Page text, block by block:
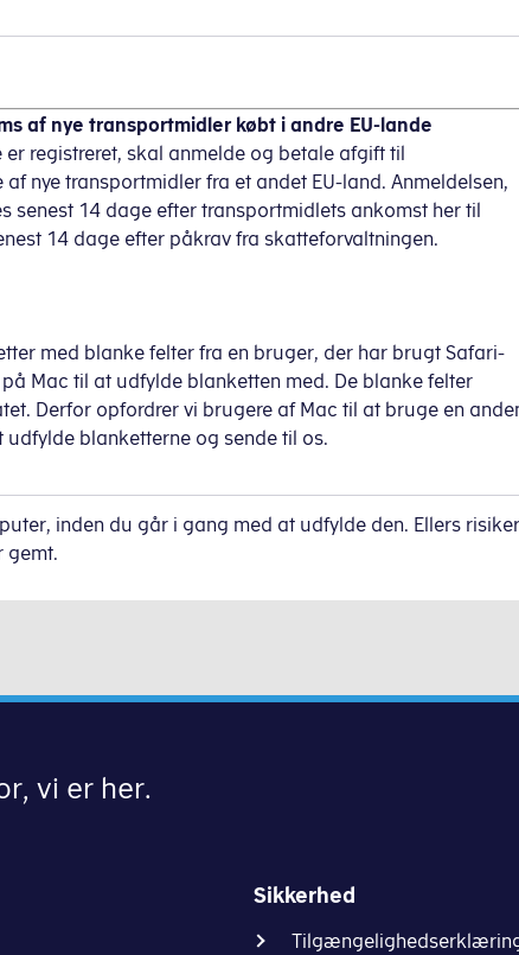
af nye transportmidler købt i andre EU-lande
registreret, skal anmelde og betale afgift til
nye transportmidler fra et andet EU-land. Anmeldelsen,
senest 14 dage efter transportmidlets ankomst her til
14 dage efter påkrav fra skatteforvaltningen.
med blanke felter fra en bruger, der har brugt Safari-
Mac til at udfylde blanketten med. De blanke felter
Derfor opfordrer vi brugere af Mac til at bruge en
blanketterne og sende til os.
inden du går i gang med at udfylde den. Ellers
gemt.
vi er her.
Sikkerhed